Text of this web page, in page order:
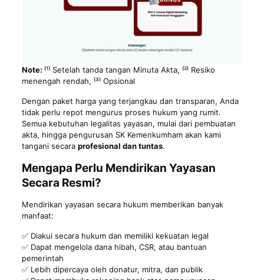
Note: ⁽¹⁾ Setelah tanda tangan Minuta Akta, ⁽²⁾ Resiko
menengah rendah, ⁽³⁾ Opsional
Dengan paket harga yang terjangkau dan transparan, Anda
tidak perlu repot mengurus proses hukum yang rumit.
Semua kebutuhan legalitas yayasan, mulai dari pembuatan
akta, hingga pengurusan SK Kemenkumham akan kami
tangani secara profesional dan tuntas.
Mengapa Perlu Mendirikan Yayasan
Secara Resmi?
Mendirikan yayasan secara hukum memberikan banyak
manfaat:
✅ Diakui secara hukum dan memiliki kekuatan legal
✅ Dapat mengelola dana hibah, CSR, atau bantuan
pemerintah
✅ Lebih dipercaya oleh donatur, mitra, dan publik